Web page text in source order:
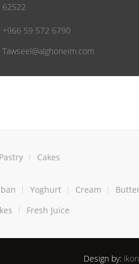
62522
+966 59 572 6790
Tawseel@alghoneim.com
Pastry Cakes
Yoghurt Cream
Fresh Juice
Design by: